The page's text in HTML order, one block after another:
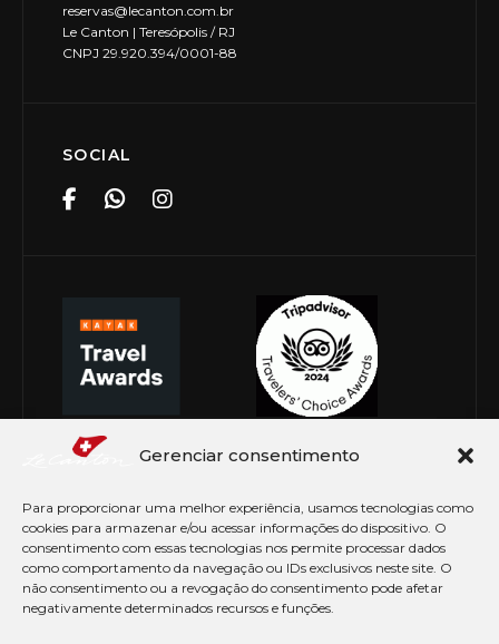
Gerenciar consentimento
Para proporcionar uma melhor experiência, usamos tecnologias como
cookies para armazenar e/ou acessar informações do dispositivo. O
consentimento com essas tecnologias nos permite processar dados
como comportamento da navegação ou IDs exclusivos neste site. O
não consentimento ou a revogação do consentimento pode afetar
negativamente determinados recursos e funções.
reservas@lecanton.com.br
Le Canton | Teresópolis / RJ
CNPJ 29.920.394/0001-88
SOCIAL
© Copyright 2026 Le Canton. Todos os direitos